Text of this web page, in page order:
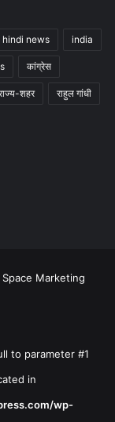
hindi news india
कांग्रेस
शहर राहुल गांधी
Marketing
to parameter #1
in
wp-